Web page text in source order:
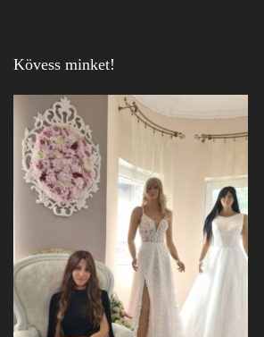
Kövess minket!